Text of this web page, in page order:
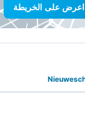
اعرض على الخريطة